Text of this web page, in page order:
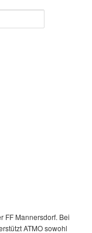
FF Mannersdorf. Bei
ATMO sowohl